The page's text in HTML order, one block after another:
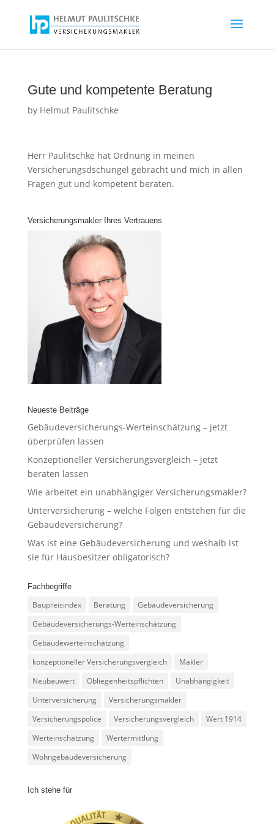
Gute und kompetente Beratung
by Helmut Paulitschke
Herr Paulitschke hat Ordnung in meinen
Versicherungsdschungel gebracht und mich in allen
Fragen gut und kompetent beraten.
Versicherungsmakler Ihres Vertrauens
Neueste Beiträge
Gebäudeversicherungs-Werteinschätzung – jetzt
überprüfen lassen
Konzeptioneller Versicherungsvergleich – jetzt
beraten lassen
Wie arbeitet ein unabhängiger Versicherungsmakler?
Unterversicherung – welche Folgen entstehen für die
Gebäudeversicherung?
Was ist eine Gebäudeversicherung und weshalb ist
sie für Hausbesitzer obligatorisch?
Fachbegriffe
Baupreisindex Beratung
Gebäudeversicherung
Gebäudeversicherungs-Werteinschätzung
Gebäudewerteinschätzung
konzeptioneller Versicherungsvergleich
Makler
Neubauwert
Obliegenheitspflichten
Unabhängigkeit
Unterversicherung
Versicherungsmakler
Versicherungspolice
Versicherungsvergleich
Wert 1914
Werteinschätzung
Wertermittlung
Wohngebäudeversicherung
Ich stehe für